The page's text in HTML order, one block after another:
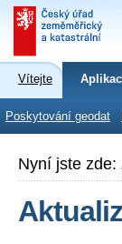
Vítejte
Poskytování geodat
Nyní jste zde: